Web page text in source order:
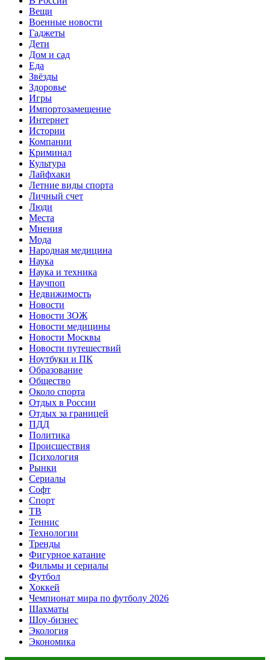
Вещи
Военные новости
Гаджеты
Дети
Дом и сад
Еда
Звёзды
Здоровье
Игры
Импортозамещение
Интернет
Истории
Компании
Криминал
Культура
Лайфхаки
Летние виды спорта
Личный счет
Люди
Места
Мнения
Мода
Народная медицина
Наука
Наука и техника
Научпоп
Недвижимость
Новости
Новости ЗОЖ
Новости медицины
Новости Москвы
Новости путешествий
Ноутбуки и ПК
Образование
Общество
Около спорта
Отдых в России
Отдых за границей
ПДД
Политика
Происшествия
Психология
Рынки
Сериалы
Софт
Спорт
ТВ
Теннис
Технологии
Тренды
Фигурное катание
Фильмы и сериалы
Футбол
Хоккей
Чемпионат мира по футболу 2026
Шахматы
Шоу-бизнес
Экология
Экономика